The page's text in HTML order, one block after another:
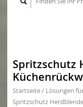
Spritzschutz
Startseite/ Lösungen
Spritzschutz